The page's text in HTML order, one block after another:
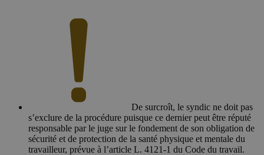
De surcroît, le syndic ne doit pas
s’exclure de la procédure puisque ce dernier peut être réputé
responsable par le juge sur le fondement de son obligation de
sécurité et de protection de la santé physique et mentale du
travailleur, prévue à l’article L. 4121-1 du Code du travail.